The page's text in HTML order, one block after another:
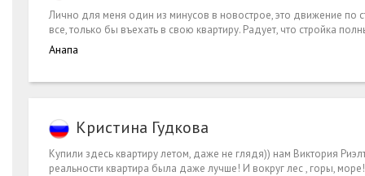
Лично для меня один из минусов в новострое, это движение по
все, только бы въехать в свою квартиру. Радует, что стройка
Анапа
Кристина Гудкова
Купили здесь квартиру летом, даже не глядя)) нам Виктория
реальности квартира была даже лучше! И вокруг лес , горы,